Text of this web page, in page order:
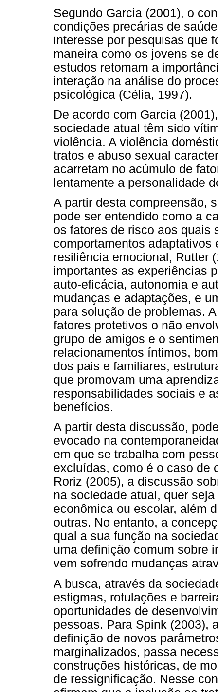
Segundo Garcia (2001), o
condições precárias de
interesse por pesquisas que
maneira como os jovens se
estudos retomam a
interação na análise do
psicológica (Célia, 1997).
De acordo com Garcia
sociedade atual têm sido
violência. A violência
tratos e abuso sexual
acarretam no acúmulo de
lentamente a personalidade
A partir desta compreensão,
pode ser entendido como a
os fatores de risco aos quais
comportamentos
resiliência emocional, Rutter
importantes as experiências
auto-eficácia, autonomia e
mudanças e adaptações, e
para solução de problemas.
fatores protetivos o não
grupo de amigos e o
relacionamentos íntimos,
dos pais e familiares,
que promovam uma
responsabilidades sociais e
benefícios.
A partir desta discussão,
evocado na
em que se trabalha com
excluídas, como é o caso de
Roriz (2005), a discussão
na sociedade atual, quer
econômica ou escolar, além
outras. No entanto, a
qual a sua função na
uma definição comum sobre
vem sofrendo mudanças
A busca, através da
estigmas, rotulações e
oportunidades de
pessoas. Para Spink (2003),
definição de novos
marginalizados, passa
construções históricas, de
de ressignificação. Nesse